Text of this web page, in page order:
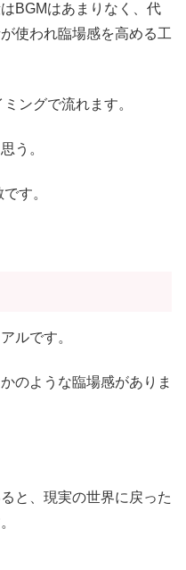
BGMはあまりなく、代
使われ臨場感を高める工
ングで流れます。
う。
す。
ルです。
のような臨場感がありま
と、現実の世界に戻った